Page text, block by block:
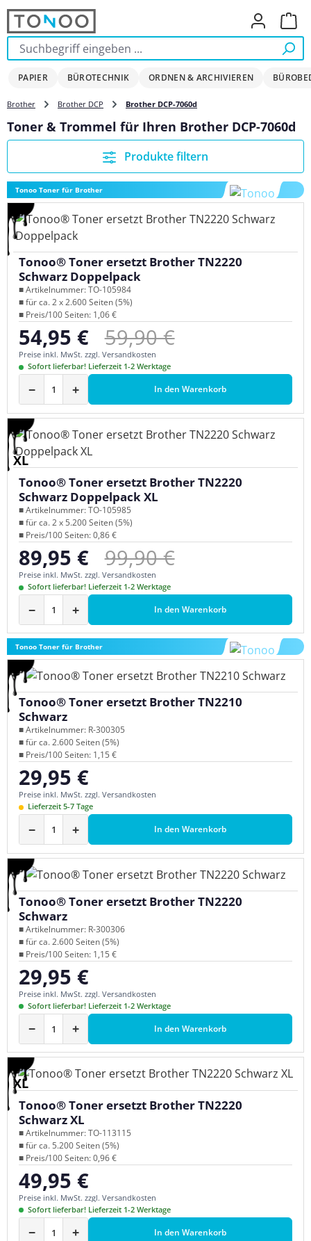
Zum Hauptinhalt springen
PAPIER BÜROTECHNIK ORDNEN & ARCHIVIEREN
Brother Brother DCP Brother DCP-7060d
Toner & Trommel für Ihren Brother DCP-7060d
Produkte filtern
Tonoo Toner für Brother
Tonoo® Toner ersetzt Brother TN2220
Schwarz Doppelpack
■ Artikelnummer: TO-105984
■ für ca. 2 x 2.600 Seiten (5%)
■ Preis/100 Seiten: 1,06 €
Verkaufspreis:
54,95 € Regulärer Preis:
59,90 €
Preise inkl. MwSt. zzgl. Versandkosten
Sofort lieferbar! Lieferzeit 1-2 Werktage
− + In den Warenkorb
XL
Tonoo® Toner ersetzt Brother TN2220
Schwarz Doppelpack XL
■ Artikelnummer: TO-105985
■ für ca. 2 x 5.200 Seiten (5%)
■ Preis/100 Seiten: 0,86 €
Verkaufspreis:
89,95 € Regulärer Preis:
99,90 €
Preise inkl. MwSt. zzgl. Versandkosten
Sofort lieferbar! Lieferzeit 1-2 Werktage
− + In den Warenkorb
Tonoo Toner für Brother
Tonoo® Toner ersetzt Brother TN2210
Schwarz
■ Artikelnummer: R-300305
■ für ca. 2.600 Seiten (5%)
■ Preis/100 Seiten: 1,15 €
Regulärer Preis:
29,95 €
Preise inkl. MwSt. zzgl. Versandkosten
Lieferzeit 5-7 Tage
− + In den Warenkorb
Tonoo® Toner ersetzt Brother TN2220
Schwarz
■ Artikelnummer: R-300306
■ für ca. 2.600 Seiten (5%)
■ Preis/100 Seiten: 1,15 €
Regulärer Preis:
29,95 €
Preise inkl. MwSt. zzgl. Versandkosten
Sofort lieferbar! Lieferzeit 1-2 Werktage
− + In den Warenkorb
XL
Tonoo® Toner ersetzt Brother TN2220
Schwarz XL
■ Artikelnummer: TO-113115
■ für ca. 5.200 Seiten (5%)
■ Preis/100 Seiten: 0,96 €
Regulärer Preis:
49,95 €
Preise inkl. MwSt. zzgl. Versandkosten
Sofort lieferbar! Lieferzeit 1-2 Werktage
− + In den Warenkorb